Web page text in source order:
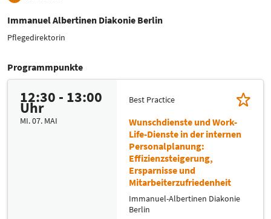
Immanuel Albertinen Diakonie Berlin
Pflegedirektorin
Programmpunkte
12:30 - 13:00
Uhr
MI. 07. MAI
Best Practice
Wunschdienste und Work-
Life-Dienste in der internen
Personalplanung:
Effizienzsteigerung,
Ersparnisse und
Mitarbeiterzufriedenheit
Immanuel-Albertinen Diakonie
Berlin